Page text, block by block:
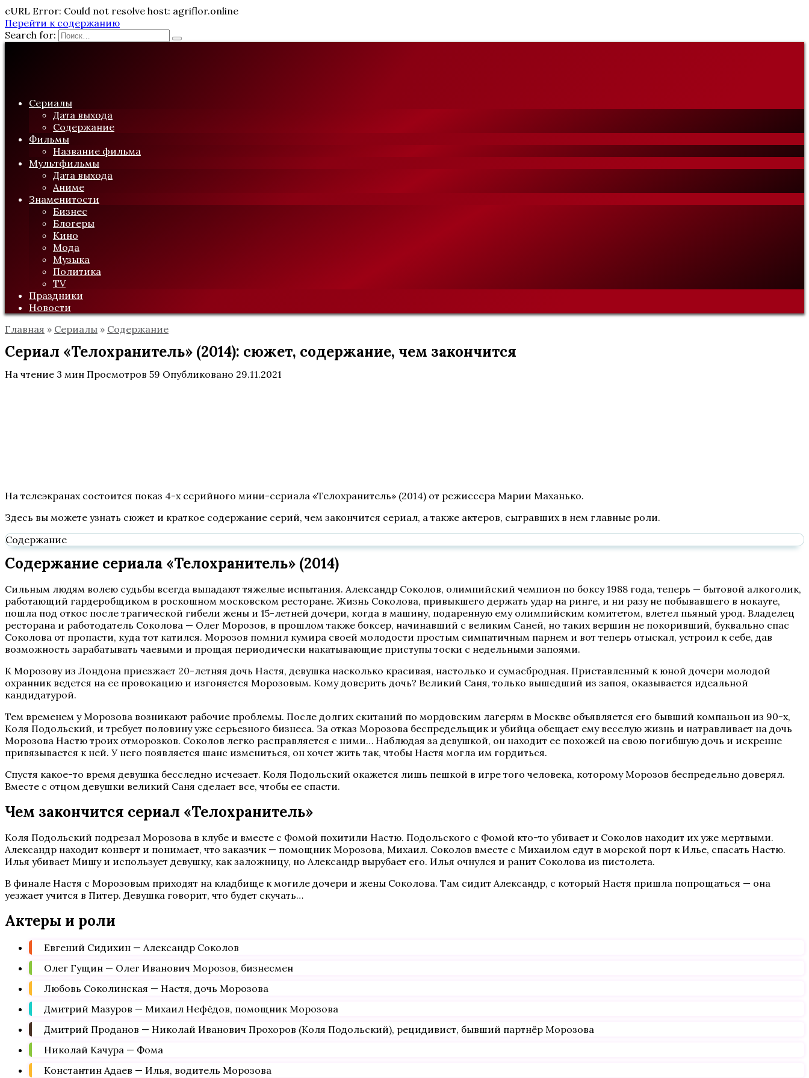
cURL Error: Could not resolve host: agriflor.online
Перейти к содержанию
Search for:
Сериалы
Дата выхода
Содержание
Фильмы
Название фильма
Мультфильмы
Дата выхода
Аниме
Знаменитости
Бизнес
Блогеры
Кино
Мода
Музыка
Политика
TV
Праздники
Новости
Главная » Сериалы » Содержание
Сериал «Телохранитель» (2014): сюжет, содержание, чем закончится
На чтение 3 мин Просмотров 59 Опубликовано 29.11.2021
На телеэкранах состоится показ 4-х серийного мини-сериала «Телохранитель» (2014) от режиссера Марии Маханько.
Здесь вы можете узнать сюжет и краткое содержание серий, чем закончится сериал, а также актеров, сыгравших в нем главные роли.
Содержание
Содержание сериала «Телохранитель» (2014)
Сильным людям волею судьбы всегда выпадают тяжелые испытания. Александр Соколов, олимпийский чемпион по боксу 1988 года, теперь — бытовой алкоголик,
работающий гардеробщиком в роскошном московском ресторане. Жизнь Соколова, привыкшего держать удар на ринге, и ни разу не побывавшего в нокауте,
пошла под откос после трагической гибели жены и 15-летней дочери, когда в машину, подаренную ему олимпийским комитетом, влетел пьяный урод. Владелец
ресторана и работодатель Соколова — Олег Морозов, в прошлом также боксер, начинавший с великим Саней, но таких вершин не покоривший, буквально спас
Соколова от пропасти, куда тот катился. Морозов помнил кумира своей молодости простым симпатичным парнем и вот теперь отыскал, устроил к себе, дав
возможность зарабатывать чаевыми и прощая периодически накатывающие приступы тоски с недельными запоями.
К Морозову из Лондона приезжает 20-летняя дочь Настя, девушка насколько красивая, настолько и сумасбродная. Приставленный к юной дочери молодой
охранник ведется на ее провокацию и изгоняется Морозовым. Кому доверить дочь? Великий Саня, только вышедший из запоя, оказывается идеальной
кандидатурой.
Тем временем у Морозова возникают рабочие проблемы. После долгих скитаний по мордовским лагерям в Москве объявляется его бывший компаньон из 90-х,
Коля Подольский, и требует половину уже серьезного бизнеса. За отказ Морозова беспредельщик и убийца обещает ему веселую жизнь и натравливает на дочь
Морозова Настю троих отморозков. Соколов легко расправляется с ними… Наблюдая за девушкой, он находит ее похожей на свою погибшую дочь и искренне
привязывается к ней. У него появляется шанс измениться, он хочет жить так, чтобы Настя могла им гордиться.
Спустя какое-то время девушка бесследно исчезает. Коля Подольский окажется лишь пешкой в игре того человека, которому Морозов беспредельно доверял.
Вместе с отцом девушки великий Саня сделает все, чтобы ее спасти.
Чем закончится сериал «Телохранитель»
Коля Подольский подрезал Морозова в клубе и вместе с Фомой похитили Настю. Подольского с Фомой кто-то убивает и Соколов находит их уже мертвыми.
Александр находит конверт и понимает, что заказчик — помощник Морозова, Михаил. Соколов вместе с Михаилом едут в морской порт к Илье, спасать Настю.
Илья убивает Мишу и использует девушку, как заложницу, но Александр вырубает его. Илья очнулся и ранит Соколова из пистолета.
В финале Настя с Морозовым приходят на кладбище к могиле дочери и жены Соколова. Там сидит Александр, с который Настя пришла попрощаться — она
уезжает учится в Питер. Девушка говорит, что будет скучать…
Актеры и роли
Евгений Сидихин — Александр Соколов
Олег Гущин — Олег Иванович Морозов, бизнесмен
Любовь Соколинская — Настя, дочь Морозова
Дмитрий Мазуров — Михаил Нефёдов, помощник Морозова
Дмитрий Проданов — Николай Иванович Прохоров (Коля Подольский), рецидивист, бывший партнёр Морозова
Николай Качура — Фома
Константин Адаев — Илья, водитель Морозова